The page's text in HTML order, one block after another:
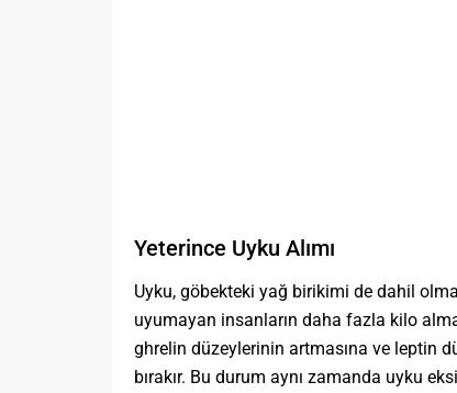
Yeterince Uyku Alımı
Uyku, göbekteki yağ birikimi de dahil
uyumayan insanların daha fazla kilo
ghrelin düzeylerinin artmasına ve leptin
bırakır. Bu durum aynı zamanda uyku